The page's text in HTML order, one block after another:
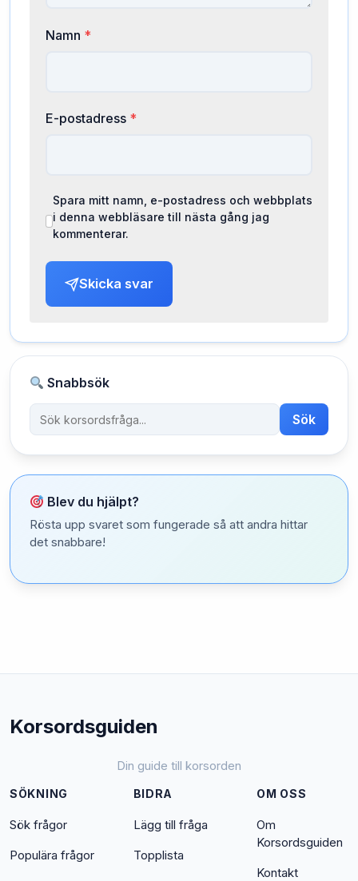
Namn *
E-postadress *
Spara mitt namn, e-postadress och webbplats
i denna webbläsare till nästa gång jag
kommenterar.
Skicka svar
Snabbsök
Sök
Blev du hjälpt?
Rösta upp svaret som fungerade så att andra hittar
det snabbare!
Korsordsguiden
Din guide till korsorden
SÖKNING
Sök frågor
Populära frågor
BIDRA
Lägg till fråga
Topplista
OM OSS
Om
Korsordsguiden
Kontakt